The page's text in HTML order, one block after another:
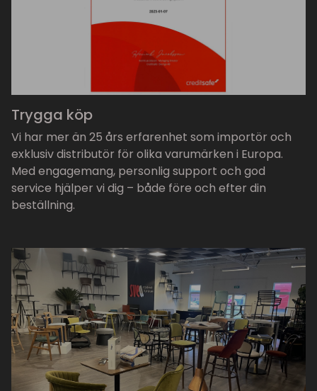
Trygga köp
Vi har mer än 25 års erfarenhet som importör och
exklusiv distributör för olika varumärken i Europa.
Med engagemang, personlig support och god
service hjälper vi dig – både före och efter din
beställning.